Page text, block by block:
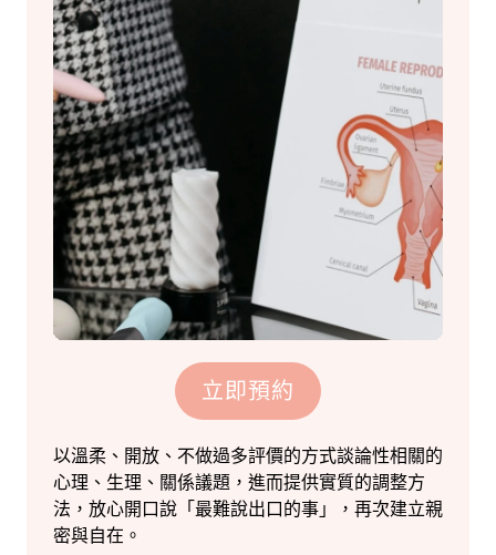
立即預約
以溫柔、開放、不做過多評價的方式談論性相關的
心理、生理、關係議題，進而提供實質的調整方
法，放心開口說「最難說出口的事」，再次建立親
密與自在。